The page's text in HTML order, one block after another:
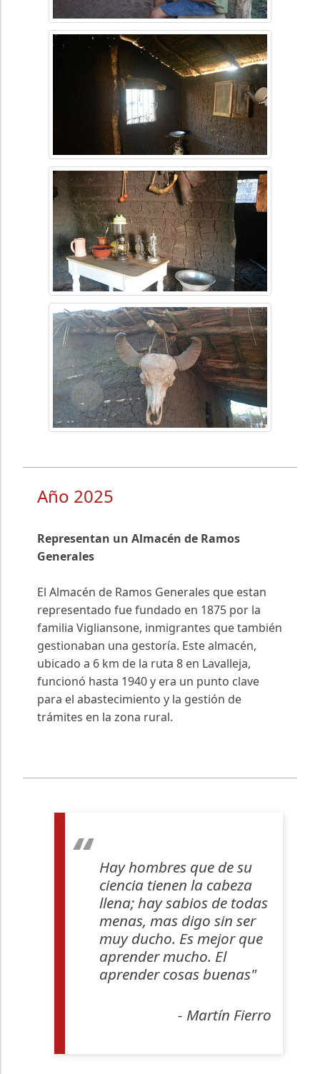
Año 2025
Representan un Almacén de Ramos
Generales
El Almacén de Ramos Generales que estan
representado fue fundado en 1875 por la
familia Vigliansone, inmigrantes que también
gestionaban una gestoría. Este almacén,
ubicado a 6 km de la ruta 8 en Lavalleja,
funcionó hasta 1940 y era un punto clave
para el abastecimiento y la gestión de
trámites en la zona rural.
Hay hombres que de su
ciencia tienen la cabeza
llena; hay sabios de todas
menas, mas digo sin ser
muy ducho. Es mejor que
aprender mucho. El
aprender cosas buenas"
- Martín Fierro